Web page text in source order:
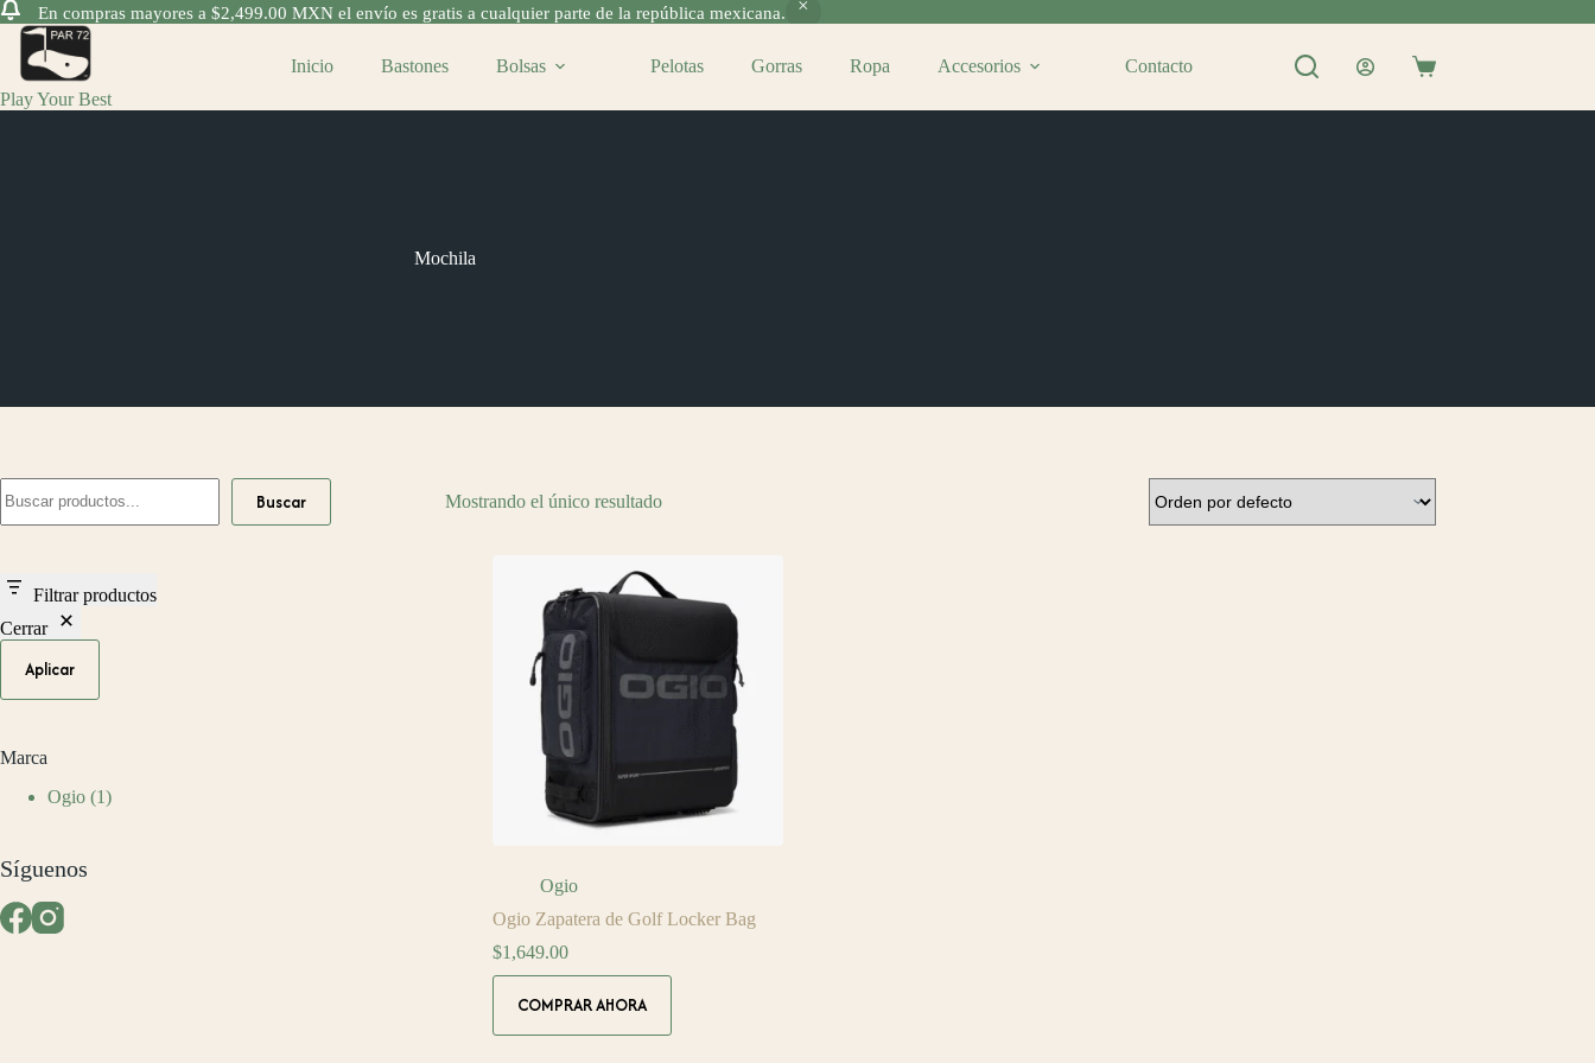
En compras mayores a $2,499.00 MXN el envío es gratis a cualquier parte de la república mexicana.
Saltar
contenido
Play Your Best
Inicio Bastones Bolsas Pelotas Gorras Ropa Accesorios Contacto
Shopping
Mochila
Mostrando el único resultado
Ogio
Ogio Zapatera de Golf Locker Bag
$1,649.00
COMPRAR AHORA
Buscar
Filtrar productos
Cerrar
Aplicar
Marca
Ogio (1)
Síguenos